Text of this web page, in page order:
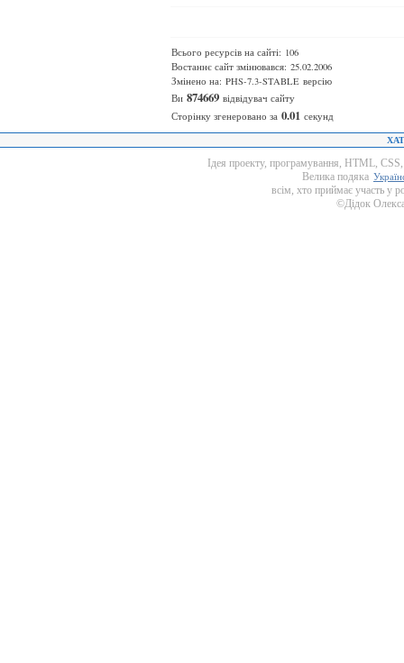
Всього ресурсів на сайті: 106
Востаннє сайт змінювався: 25.02.2006
Змінено на: PHS-7.3-STABLE версію
Ви 874669 відвідувач сайту
Сторінку згенеровано за 0.01 секунд
Ідея проекту, програмування, HTML,
Велика подяка
всім, хто приймає участь у
©Дідок